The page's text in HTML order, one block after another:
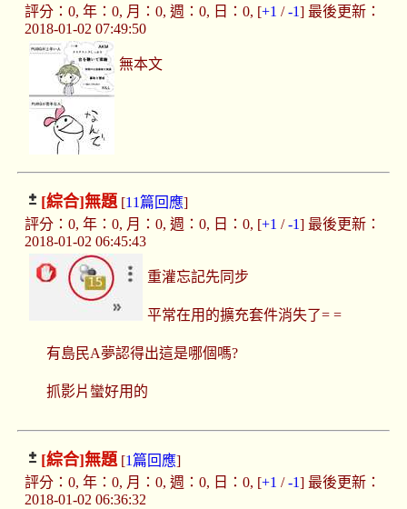
評分：0, 年：0, 月：0, 週：0, 日：0, [+1 /-1] 最後更新：
2018-01-02 07:49:50
無本文
[綜合]無題[11篇回應]
評分：0, 年：0, 月：0, 週：0, 日：0, [+1 /-1] 最後更新：
2018-01-02 06:45:43
重灌忘記先同步
平常在用的擴充套件消失了= =
有島民A夢認得出這是哪個嗎?
抓影片蠻好用的
[綜合]無題[1篇回應]
評分：0, 年：0, 月：0, 週：0, 日：0, [+1 /-1] 最後更新：
2018-01-02 06:36:32